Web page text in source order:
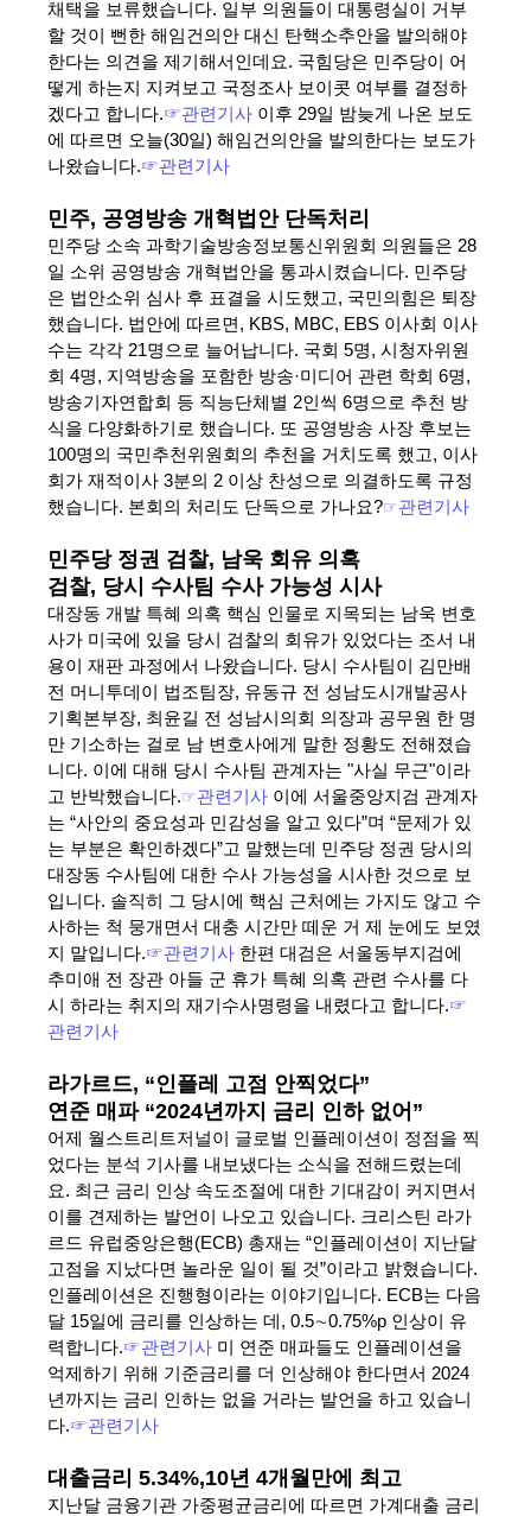
채택을 보류했습니다. 일부 의원들이 대통령실이 거부
할 것이 뻔한 해임건의안 대신 탄핵소추안을 발의해야
한다는 의견을 제기해서인데요. 국힘당은 민주당이 어
떻게 하는지 지켜보고 국정조사 보이콧 여부를 결정하
겠다고 합니다.☞관련기사 이후 29일 밤늦게 나온 보도
에 따르면 오늘(30일) 해임건의안을 발의한다는 보도가
나왔습니다.☞관련기사
민주, 공영방송 개혁법안 단독처리
민주당 소속 과학기술방송정보통신위원회 의원들은 28
일 소위 공영방송 개혁법안을 통과시켰습니다. 민주당
은 법안소위 심사 후 표결을 시도했고, 국민의힘은 퇴장
했습니다. 법안에 따르면, KBS, MBC, EBS 이사회 이사
수는 각각 21명으로 늘어납니다. 국회 5명, 시청자위원
회 4명, 지역방송을 포함한 방송·미디어 관련 학회 6명,
방송기자연합회 등 직능단체별 2인씩 6명으로 추천 방
식을 다양화하기로 했습니다. 또 공영방송 사장 후보는
100명의 국민추천위원회의 추천을 거치도록 했고, 이사
회가 재적이사 3분의 2 이상 찬성으로 의결하도록 규정
했습니다. 본회의 처리도 단독으로 가나요?☞관련기사
민주당 정권 검찰, 남욱 회유 의혹
검찰, 당시 수사팀 수사 가능성 시사
대장동 개발 특혜 의혹 핵심 인물로 지목되는 남욱 변호
사가 미국에 있을 당시 검찰의 회유가 있었다는 조서 내
용이 재판 과정에서 나왔습니다. 당시 수사팀이 김만배
전 머니투데이 법조팀장, 유동규 전 성남도시개발공사
기획본부장, 최윤길 전 성남시의회 의장과 공무원 한 명
만 기소하는 걸로 남 변호사에게 말한 정황도 전해졌습
니다. 이에 대해 당시 수사팀 관계자는 "사실 무근"이라
고 반박했습니다.☞관련기사 이에 서울중앙지검 관계자
는 “사안의 중요성과 민감성을 알고 있다”며 “문제가 있
는 부분은 확인하겠다”고 말했는데 민주당 정권 당시의
대장동 수사팀에 대한 수사 가능성을 시사한 것으로 보
입니다. 솔직히 그 당시에 핵심 근처에는 가지도 않고 수
사하는 척 뭉개면서 대충 시간만 떼운 거 제 눈에도 보였
지 말입니다.☞관련기사 한편 대검은 서울동부지검에
추미애 전 장관 아들 군 휴가 특혜 의혹 관련 수사를 다
시 하라는 취지의 재기수사명령을 내렸다고 합니다.☞
관련기사
라가르드, “인플레 고점 안찍었다”
연준 매파 “2024년까지 금리 인하 없어”
어제 월스트리트저널이 글로벌 인플레이션이 정점을 찍
었다는 분석 기사를 내보냈다는 소식을 전해드렸는데
요. 최근 금리 인상 속도조절에 대한 기대감이 커지면서
이를 견제하는 발언이 나오고 있습니다. 크리스틴 라가
르드 유럽중앙은행(ECB) 총재는 “인플레이션이 지난달
고점을 지났다면 놀라운 일이 될 것”이라고 밝혔습니다.
인플레이션은 진행형이라는 이야기입니다. ECB는 다음
달 15일에 금리를 인상하는 데, 0.5∼0.75%p 인상이 유
력합니다.☞관련기사 미 연준 매파들도 인플레이션을
억제하기 위해 기준금리를 더 인상해야 한다면서 2024
년까지는 금리 인하는 없을 거라는 발언을 하고 있습니
다.☞관련기사
대출금리 5.34%,10년 4개월만에 최고
지난달 금융기관 가중평균금리에 따르면 가계대출 금리